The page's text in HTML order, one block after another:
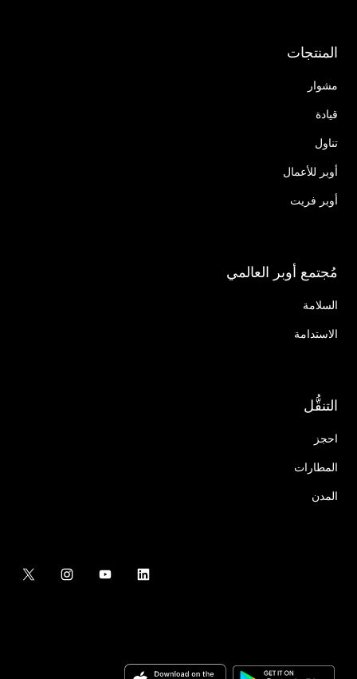
المنتجات
مشوار
قيادة
تناول
أوبر للأعمال
أوبر فريت
مُجتمع أوبر العالمي
السلامة
الاستدامة
التنقُّل
احجز
المطارات
المدن